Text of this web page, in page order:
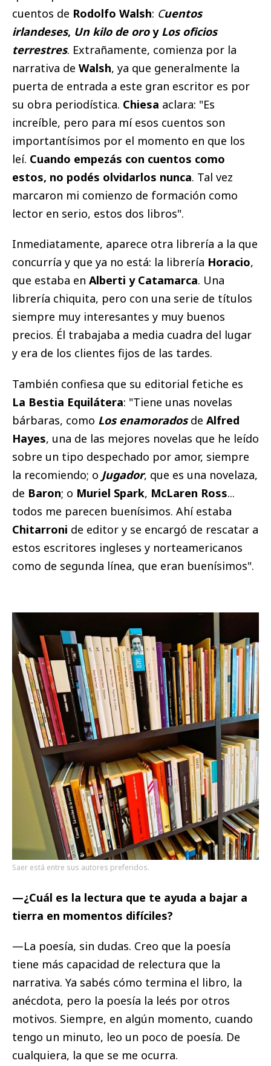
cuentos de Rodolfo Walsh: Cuentos
irlandeses, Un kilo de oroy Los oficios
terrestres. Extrañamente, comienza por la
narrativa de Walsh, ya que generalmente la
puerta de entrada a este gran escritor es por
su obra periodística. Chiesa aclara: "Es
increíble, pero para mí esos cuentos son
importantísimos por el momento en que los
leí. Cuando empezás con cuentos como
estos, no podés olvidarlos nunca. Tal vez
marcaron mi comienzo de formación como
lector en serio, estos dos libros".
Inmediatamente, aparece otra librería a la que
concurría y que ya no está: la librería Horacio,
que estaba en Alberti y Catamarca. Una
librería chiquita, pero con una serie de títulos
siempre muy interesantes y muy buenos
precios. Él trabajaba a media cuadra del lugar
y era de los clientes fijos de las tardes.
También confiesa que su editorial fetiche es
La Bestia Equilátera: "Tiene unas novelas
bárbaras, como Los enamoradosde Alfred
Hayes, una de las mejores novelas que he leído
sobre un tipo despechado por amor, siempre
la recomiendo; o Jugador, que es una novelaza,
de Baron; o Muriel Spark, McLaren Ross...
todos me parecen buenísimos. Ahí estaba
Chitarroni de editor y se encargó de rescatar a
estos escritores ingleses y norteamericanos
como de segunda línea, que eran buenísimos".
Saer está entre sus autores preferidos.
—¿Cuál es la lectura que te ayuda a bajar a
tierra en momentos difíciles?
—La poesía, sin dudas. Creo que la poesía
tiene más capacidad de relectura que la
narrativa. Ya sabés cómo termina el libro, la
anécdota, pero la poesía la leés por otros
motivos. Siempre, en algún momento, cuando
tengo un minuto, leo un poco de poesía. De
cualquiera, la que se me ocurra.